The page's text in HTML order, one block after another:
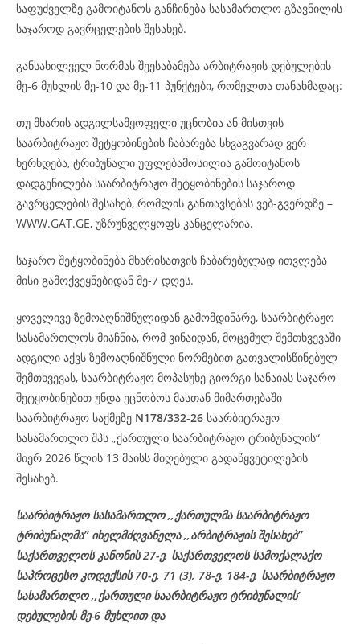
საფუძველზე გამოიტანოს განჩინება სასამართლო გზავნილის
საჯაროდ გავრცელების შესახებ.
განსახილველ ნორმას შეესაბამება არბიტრაჟის დებულების
მე-6 მუხლის მე-10 და მე-11 პუნქტები, რომელთა თანახმადაც:
თუ მხარის ადგილსამყოფელი უცნობია ან მისთვის
საარბიტრაჟო შეტყობინების ჩაბარება სხვაგვარად ვერ
ხერხდება, ტრიბუნალი უფლებამოსილია გამოიტანოს
დადგენილება საარბიტრაჟო შეტყობინების საჯაროდ
გავრცელების შესახებ, რომლის განთავსებას ვებ-გვერდზე –
WWW.GAT.GE, უზრუნველყოფს კანცელარია.
საჯარო შეტყობინება მხარისათვის ჩაბარებულად ითვლება
მისი გამოქვეყნებიდან მე-7 დღეს.
ყოველივე ზემოაღნიშნულიდან გამომდინარე, საარბიტრაჟო
სასამართლოს მიაჩნია, რომ ვინაიდან, მოცემულ შემთხვევაში
ადგილი აქვს ზემოაღნიშნული ნორმებით გათვალისწინებულ
შემთხვევას, საარბიტრაჟო მოპასუხე გიორგი სანაიას საჯარო
შეტყობინებით უნდა ეცნობოს მასთან მიმართებაში
საარბიტრაჟო საქმეზე N178/332-26 საარბიტრაჟო
სასამართლო შპს „ქართული საარბიტრაჟო ტრიბუნალის“
მიერ 2026 წლის 13 მაისს მიღებული გადაწყვეტილების
შესახებ.
საარბიტრაჟო სასამართლო ,,ქართულმა საარბიტრაჟო
ტრიბუნალმა’’ იხელმძღვანელა ,,არბიტრაჟის შესახებ’’
საქართველოს კანონის 27-ე, საქართველოს სამოქალაქო
საპროცესო კოდექსის 70-ე, 71 (3), 78-ე, 184-ე, საარბიტრაჟო
სასამართლო ,,ქართული საარბიტრაჟო ტრიბუნალის’
დებულების მე-6 მუხლით და